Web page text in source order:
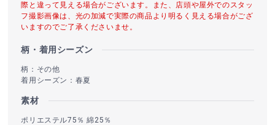
際と違って見える場合がございます。また、店頭や屋外でのスタッ
フ撮影画像は、光の加減で実際の商品より明るく見える場合がござ
いますのでご了承くださいませ。
柄・着用シーズン
柄：その他
着用シーズン：春夏
素材
ポリエステル75％ 綿25％